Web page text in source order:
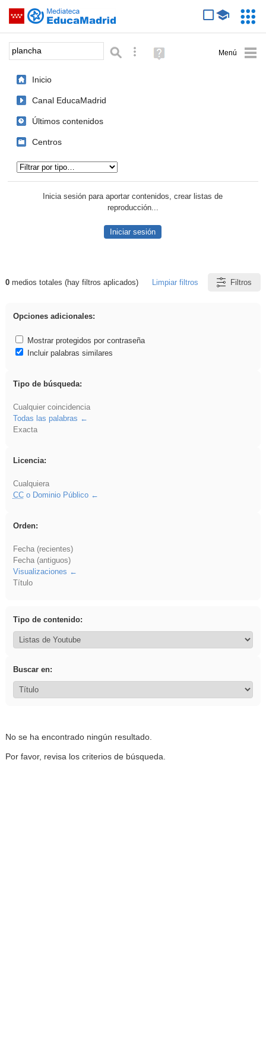
Saltar navegación
Palabra o frase: Búsqueda avanzada
Ayuda
(en
Inicio
Canal EducaMadrid
Últimos contenidos
Centros
Inicia sesión para aportar contenidos, crear listas de
reproducción...
Iniciar sesión
Resultados de: plancha
0medios totales (hay filtros aplicados) Limpiar filtros Filtros
Opciones adicionales:
Mostrar protegidos por contraseña
Incluir palabras similares
Tipo de búsqueda:
Cualquier coincidencia
Todas las palabras
Exacta
Licencia:
Cualquiera
CCo Dominio Público
Orden:
Fecha (recientes)
Fecha (antiguos)
Visualizaciones
Título
Tipo de contenido:
Buscar en:
No se ha encontrado ningún resultado.
Por favor, revisa los criterios de búsqueda.